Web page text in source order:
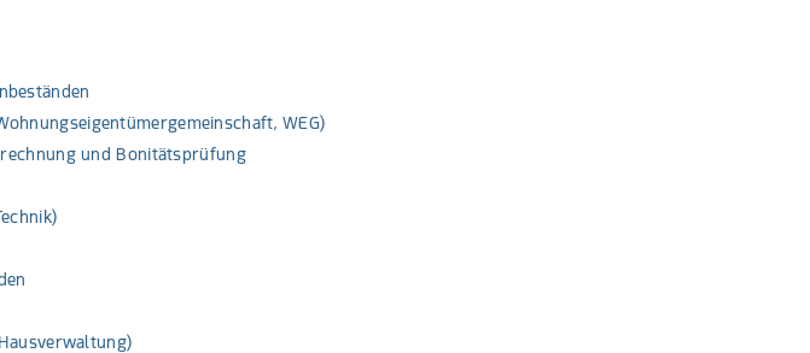
WEG)
und Bonitätsprüfung